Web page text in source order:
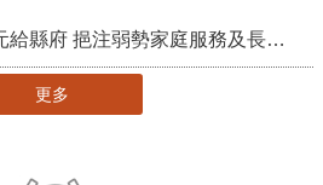
苗栗玉清宮捐贈500萬元給縣府 挹注弱勢家庭服務及長照醫療資源
更多